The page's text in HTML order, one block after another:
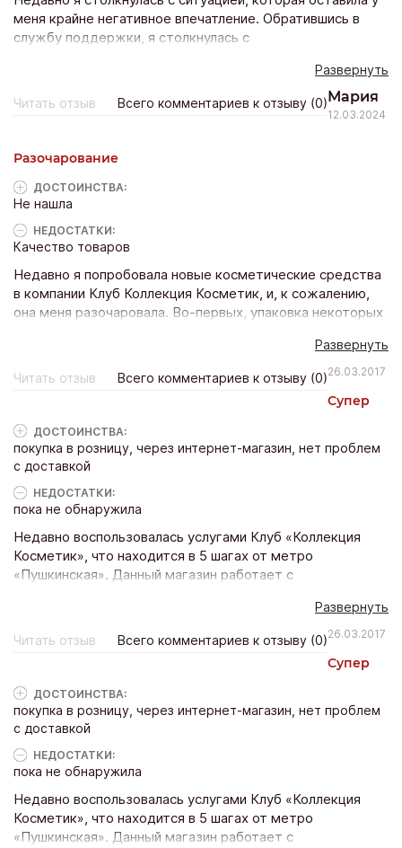
меня крайне негативное впечатление. Обратившись в
службу поддержки, я столкнулась с
некомпетентны, либо это были боты. Я не пила с вашими
сотрудниками на брудершафт, чтобы ко мне обращались
на «ты»! Мои жалобы не были рассмотрены, и я не
демонстрирует нежелание компании решать проблемы
своих клиентов. Это вызывает лишь разочарование и
недовольство.
Развернуть
Читать отзыв Всего комментариев к отзыву (0)Мария
12.03.2024
Разочарование
ДОСТОИНCТВА:
Не нашла
НЕДОСТАТКИ:
Качество товаров
Недавно я попробовала новые косметические средства
в компании Клуб Коллекция Косметик, и, к сожалению,
она меня разочаровала. Во-первых, упаковка некоторых
лица был слишком большим и неэкономичным. Кроме
того, его текстура была слишком плотной и оставляла
ощущение жирной пленки на лице. А маска для волос не
дала обещанного укрепления и блеска - волосы остались
сухими и ломкими. В общем, качество этой косметики
оставляет желать лучшего.
Развернуть
Читать отзыв Всего комментариев к отзыву (0)26.03.2017
Супер
ДОСТОИНCТВА:
покупка в розницу, через интернет-магазин, нет проблем
с доставкой
НЕДОСТАТКИ:
пока не обнаружила
Недавно воспользовалась услугами Клуб «Коллекция
Косметик», что находится в 5 шагах от метро
«Пушкинская». Данный магазин работает с
ногтевого сервиса, салонами красоты. Теперь всё
можно приобрести в одном месте по клубным ценам.
Продукция очень классная, заказ можно оформить по
телефону или воспользоваться услугами интернет-
магазина http://clubkoko.ru/. Очень много продукции
мировых брендов. Здесь возможно купить товар в
розницу. Приятный сервис. Очень рекомендую.
Развернуть
Читать отзыв Всего комментариев к отзыву (0)26.03.2017
Супер
ДОСТОИНCТВА:
покупка в розницу, через интернет-магазин, нет проблем
с доставкой
НЕДОСТАТКИ:
пока не обнаружила
Недавно воспользовалась услугами Клуб «Коллекция
Косметик», что находится в 5 шагах от метро
«Пушкинская». Данный магазин работает с